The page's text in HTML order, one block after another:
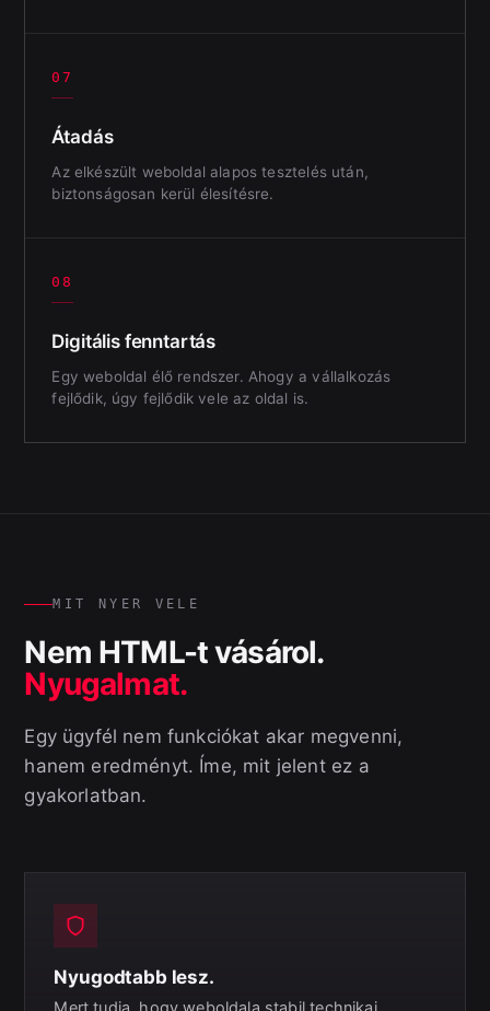
07
Átadás
Az elkészült weboldal alapos tesztelés után,
biztonságosan kerül élesítésre.
08
Digitális fenntartás
Egy weboldal élő rendszer. Ahogy a vállalkozás
fejlődik, úgy fejlődik vele az oldal is.
MIT NYER VELE
Nem HTML-t vásárol.
Nyugalmat.
Egy ügyfél nem funkciókat akar megvenni,
hanem eredményt. Íme, mit jelent ez a
gyakorlatban.
Nyugodtabb lesz.